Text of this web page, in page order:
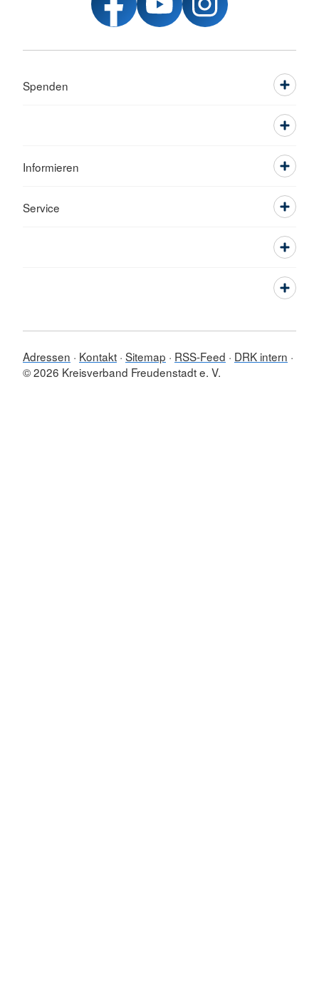
Spenden
Informieren
Service
Adressen Kontakt Sitemap RSS-Feed
DRK intern
© 2026 Kreisverband Freudenstadt e. V.